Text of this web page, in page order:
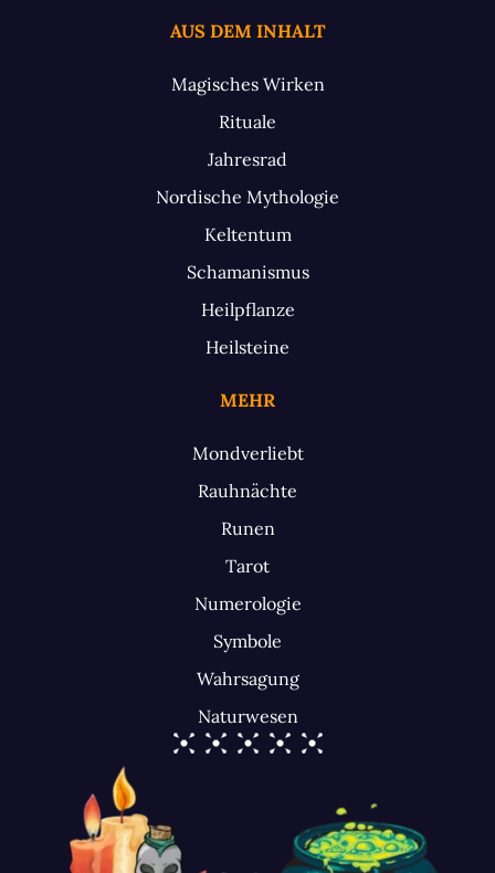
AUS DEM INHALT
Magisches Wirken
Rituale
Jahresrad
Nordische Mythologie
Keltentum
Schamanismus
Heilpflanze
Heilsteine
MEHR
Mondverliebt
Rauhnächte
Runen
Tarot
Numerologie
Symbole
Wahrsagung
Naturwesen